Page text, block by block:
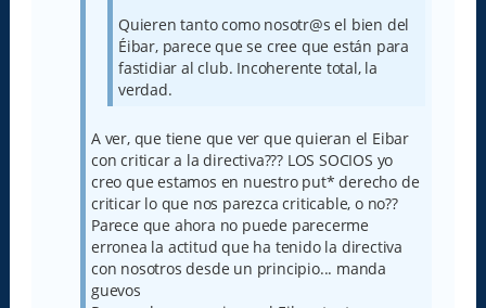
Quieren tanto como nosotr@s el bien del
Éibar, parece que se cree que están para
fastidiar al club. Incoherente total, la
verdad.
A ver, que tiene que ver que quieran el Eibar
con criticar a la directiva??? LOS SOCIOS yo
creo que estamos en nuestro put* derecho de
criticar lo que nos parezca criticable, o no??
Parece que ahora no puede parecerme
erronea la actitud que ha tenido la directiva
con nosotros desde un principio... manda
guevos